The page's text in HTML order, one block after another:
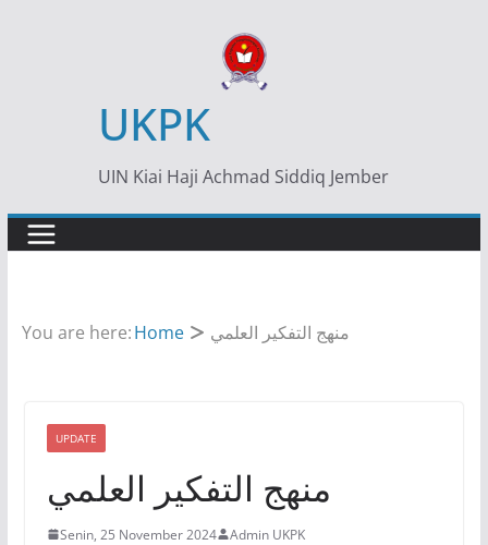
UKPK
UIN Kiai Haji Achmad Siddiq Jember
You are here:Home منهج التفكير العلمي
UPDATE
منهج التفكير العلمي
Senin, 25 November 2024 Admin UKPK